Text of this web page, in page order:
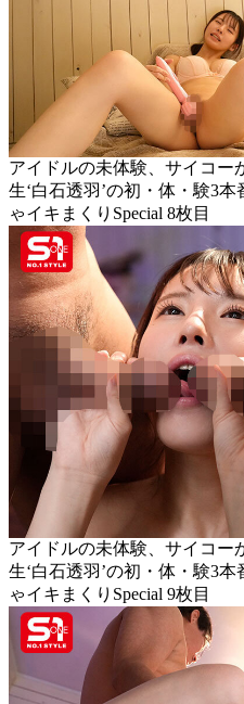
アイドルの未体験、サイコー
生‘白石透羽’の初・体・験3
ゃイキまくりSpecial 8枚目
アイドルの未体験、サイコー
生‘白石透羽’の初・体・験3
ゃイキまくりSpecial 9枚目